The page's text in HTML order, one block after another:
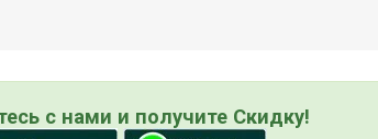
с нами и получите Скидку!